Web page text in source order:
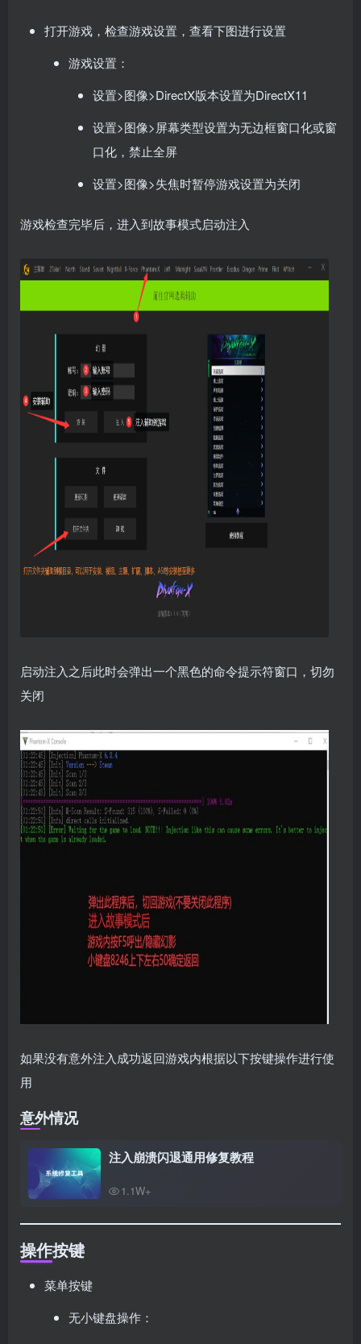
打开游戏，检查游戏设置，查看下图进行设置
游戏设置：
设置>图像>DirectX版本设置为DirectX11
设置>图像>屏幕类型设置为无边框窗口化或窗
口化，禁止全屏
设置>图像>失焦时暂停游戏设置为关闭
游戏检查完毕后，进入到故事模式启动注入
启动注入之后此时会弹出一个黑色的命令提示符窗口，切勿
关闭
如果没有意外注入成功返回游戏内根据以下按键操作进行使
用
意外情况
注入崩溃闪退通用修复教程
1.1W+
操作按键
菜单按键
无小键盘操作：